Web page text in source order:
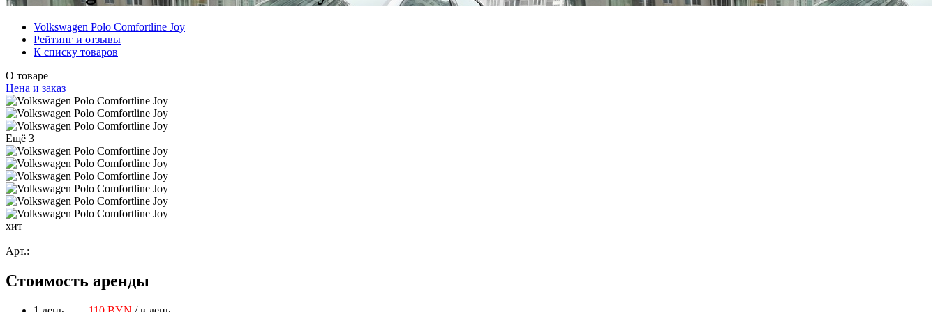
Volkswagen Polo Comfortline Joy
Рейтинг и отзывы
К списку товаров
О товаре
Цена и заказ
Ещё 3
хит
Арт.:
Стоимость аренды